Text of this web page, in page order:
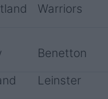
Warriors
Benetton
Leinster